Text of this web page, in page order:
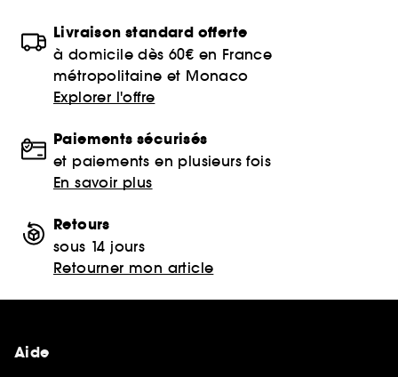
Livraison standard offerte
à domicile dès 60€ en France
métropolitaine et Monaco
Explorer l'offre
Paiements sécurisés
et paiements en plusieurs fois
En savoir plus
Retours
sous 14 jours
Retourner mon article
Aide